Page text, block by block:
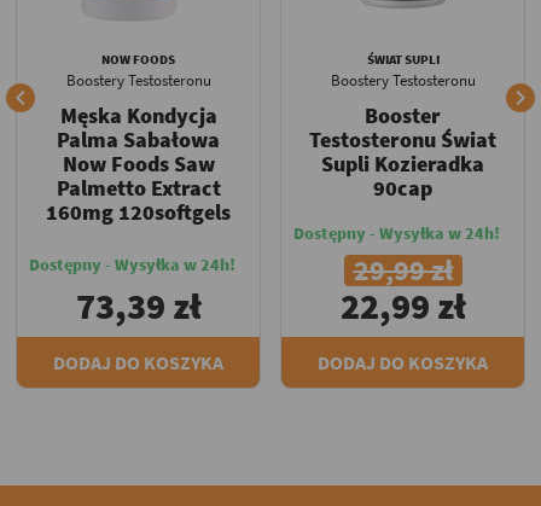

NOW FOODS
Boostery Testosteronu
Męska Kondycja
Palma Sabałowa
Now Foods Saw
Palmetto Extract
160mg 120softgels
Dostępny - Wysyłka w 24h!
73,39 zł
DODAJ DO KOSZYKA
ŚWIAT SUPLI
Boostery Testosteronu
Booster
Testosteronu Świat
Supli Kozieradka
90cap
Dostępny - Wysyłka w 24h!
29,99 zł
22,99 zł
DODAJ DO KOSZYKA
